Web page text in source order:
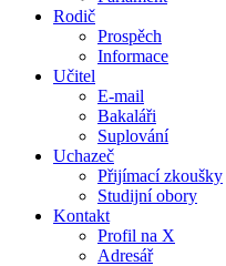
Rodič
Prospěch
Informace
Učitel
E-mail
Bakaláři
Suplování
Uchazeč
Přijímací zkoušky
Studijní obory
Kontakt
Profil na X
Adresář